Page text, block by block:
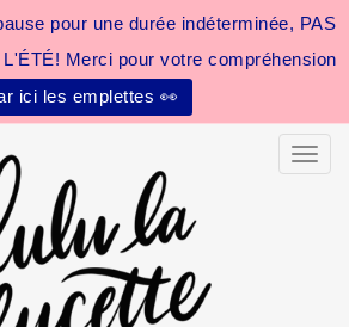
pour une durée indéterminée, PAS
Merci pour votre compréhension
ici les emplettes 👀